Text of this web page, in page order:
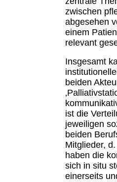
zwischen
abgesehen
einem
relevant
Insgesamt
beiden
ist die
jeweiligen
beiden
Mitglieder,
haben die
sich in situ
einerseits